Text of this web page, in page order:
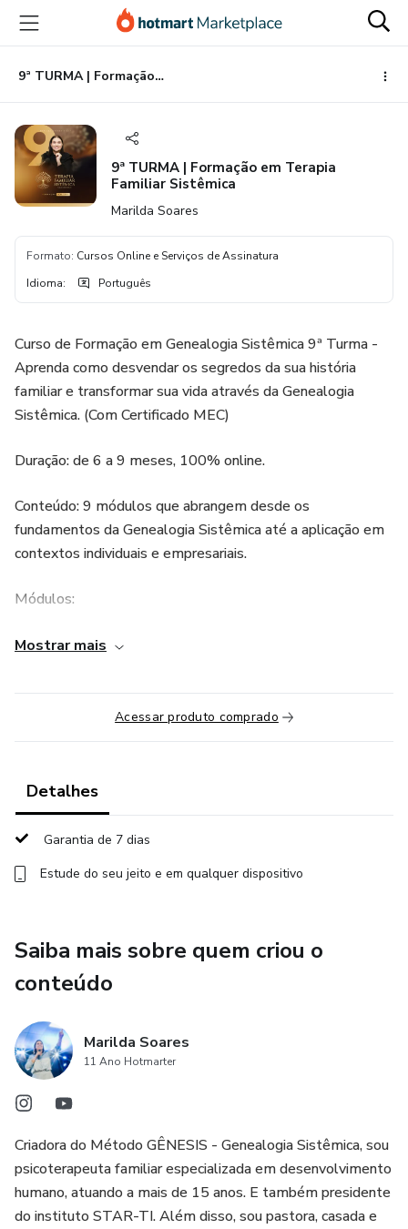
para
conteúdo
principal
para
pagamento
para
rodapé
9ª TURMA | Formação em Terapia Familiar Sistêmica
9ª TURMA | Formação em Terapia
Familiar Sistêmica
Marilda Soares
Formato: Cursos Online e Serviços de Assinatura
Idioma: Português
Curso de Formação em Genealogia Sistêmica 9ª Turma -
Aprenda como desvendar os segredos da sua história
familiar e transformar sua vida através da Genealogia
Sistêmica. (Com Certificado MEC)
Duração: de 6 a 9 meses, 100% online.
Conteúdo: 9 módulos que abrangem desde os
fundamentos da Genealogia Sistêmica até a aplicação em
contextos individuais e empresariais.
Módulos:
1. Introdução às Ordens Sistêmicas
2. Família e a Árvore da Vida
4. O Campo Sistêmico e o Roteiro da Vida
6. Saúde Sistêmica Integral
8. Representação Familiar Individual
Pazes com o Dinheiro)
Benefícios:
Conteúdo completo e de alta qualidade.
Suporte de professores especializados
Mostrar mais
Acessar produto comprado
Detalhes
Garantia de 7 dias
Estude do seu jeito e em qualquer dispositivo
Saiba mais sobre quem criou o
conteúdo
Marilda Soares
11 Ano Hotmarter
Criadora do Método GÊNESIS - Genealogia Sistêmica, sou
psicoterapeuta familiar especializada em desenvolvimento
humano, atuando a mais de 15 anos. E também presidente
do instituto STAR-TI. Além disso, sou pastora, casada e